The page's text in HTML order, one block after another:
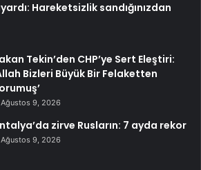
Hareketsizlik sandığınızdan
Tekin’den CHP’ye Sert Eleştiri:
Bizleri Büyük Bir Felaketten
Ağustos 9, 2026
zirve Rusların: 7 ayda rekor
Ağustos 9, 2026